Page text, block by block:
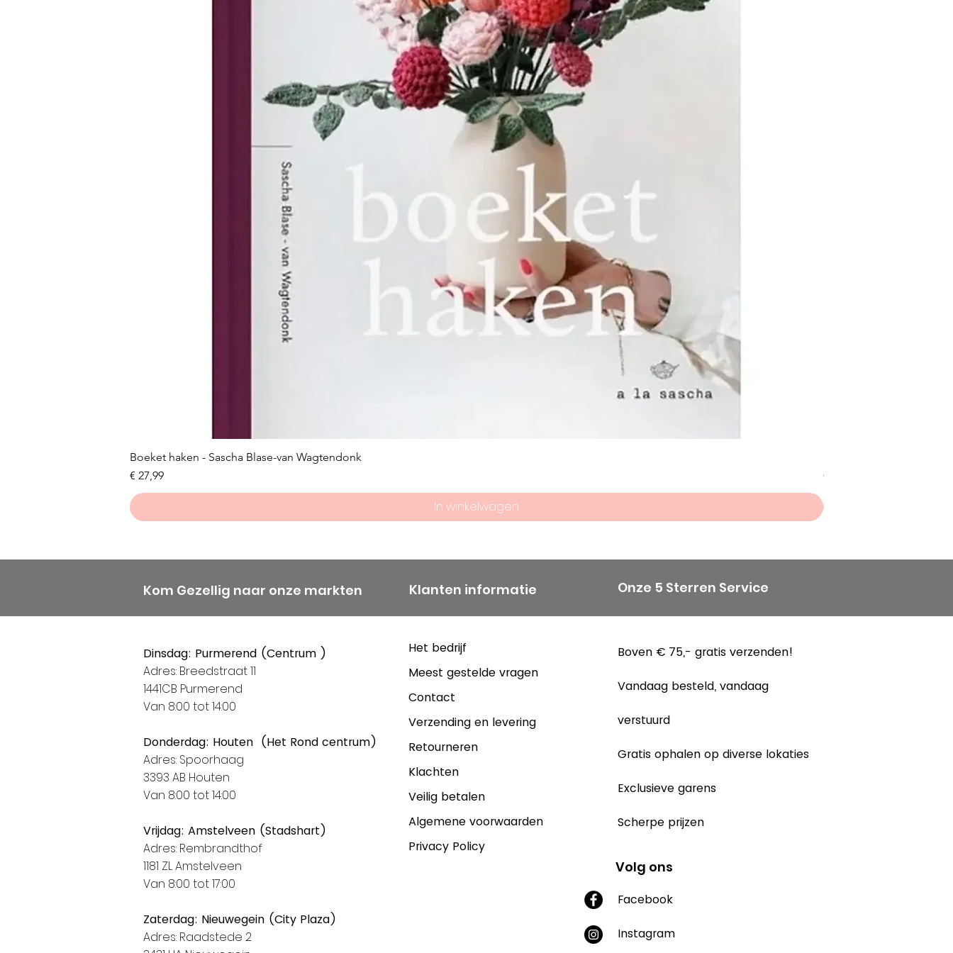
Boeket haken - Sascha Blase-van Wagtendonk
Prijs
€ 27,99
In winkelwagen
Prijs
€ 8,50
Kom Gezellig naar onze markten Klanten informatie Onze 5 Sterren Service
Dinsdag: Purmerend (Centrum )
Adres: Breedstraat 11
1441CB Purmerend
Van 8:00 tot 14:00
Donderdag: Houten (Het Rond centrum)
Adres: Spoorhaag
3393 AB Houten
Van 8:00 tot 14:00
Vrijdag: Amstelveen (Stadshart)
Adres: Rembrandthof
1181 ZL Amstelveen
Van 8:00 tot 17:00
Zaterdag: Nieuwegein (City Plaza)
Adres: Raadstede 2
Het bedrijf
Meest gestelde vragen
Contact
Verzending en levering
Retourneren
Klachten
Veilig betalen
Algemene voorwaarden
Privacy Policy
Boven € 75,- gratis verzenden!
Vandaag besteld, vandaag
verstuurd
Gratis ophalen op diverse lokaties
Exclusieve garens
Scherpe prijzen
Volg ons
Facebook
Instagram